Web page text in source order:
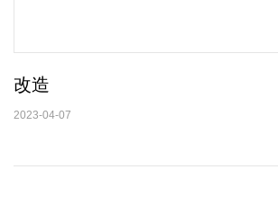
改造
2023-04-07